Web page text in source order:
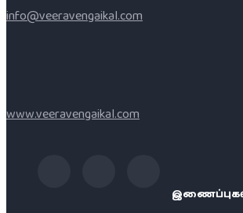
info@veeravengaikal.com
www.veeravengaikal.com